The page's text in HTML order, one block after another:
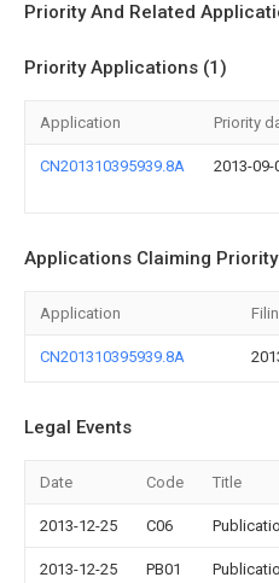
Priority And Related
Priority Applications (1)
Application Priority
CN201310395939.8A 2013-09-
Applications Claiming
Application
CN201310395939.8A
Legal Events
Date Code Title
2013-12-25 C06
2013-12-25 PB01